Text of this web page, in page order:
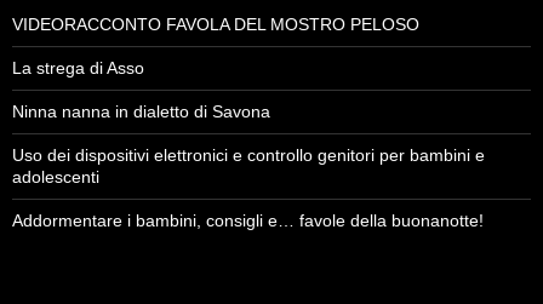
VIDEORACCONTO FAVOLA DEL MOSTRO PELOSO
La strega di Asso
Ninna nanna in dialetto di Savona
Uso dei dispositivi elettronici e controllo genitori per bambini e
adolescenti
Addormentare i bambini, consigli e… favole della buonanotte!